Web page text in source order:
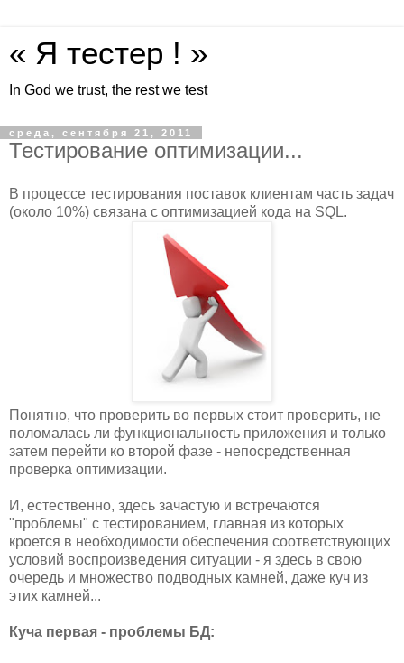
« Я тестер ! »
In God we trust, the rest we test
среда, сентября 21, 2011
Тестирование оптимизации...
В процессе тестирования поставок клиентам часть задач
(около 10%) связана с оптимизацией кода на SQL.
Понятно, что проверить во первых стоит проверить, не
поломалась ли функциональность приложения и только
затем перейти ко второй фазе - непосредственная
проверка оптимизации.
И, естественно, здесь зачастую и встречаются
"проблемы" с тестированием, главная из которых
кроется в необходимости обеспечения соответствующих
условий воспроизведения ситуации - я здесь в свою
очередь и множество подводных камней, даже куч из
этих камней...
Куча первая - проблемы БД: